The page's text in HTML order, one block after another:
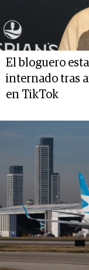
El bloguero
internado tras
en TikTok